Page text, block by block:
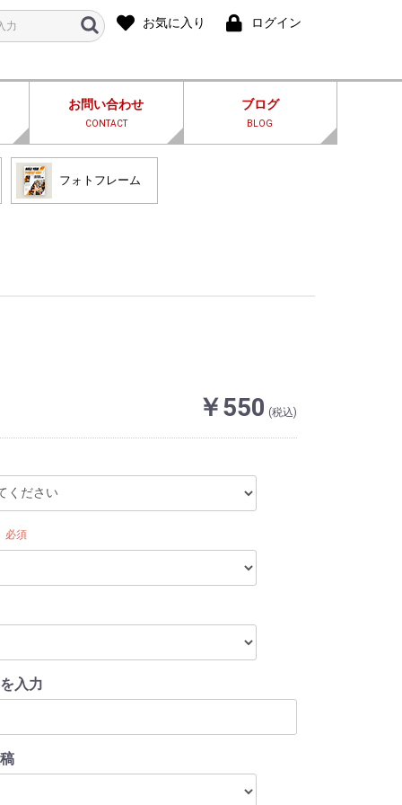
お気に入り ログイン
お問い合わせ
CONTACT
ブログ
BLOG
フォトフレーム
￥550 (税込)
必須
入力